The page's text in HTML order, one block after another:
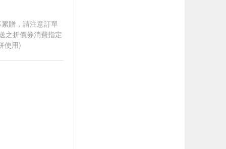
贈，請注意訂單
之折價券消費指定
使用)